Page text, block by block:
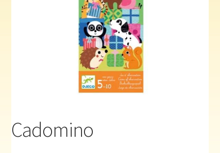
Aurinko Kustannus: kirjat
Auringon kirja- ja paperipuodit verkossa
Cadomino